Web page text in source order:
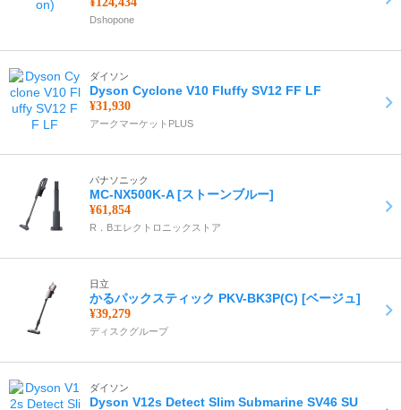
Dshopone
ダイソン
Dyson Cyclone V10 Fluffy SV12 FF LF
¥31,930
アークマーケットPLUS
パナソニック
MC-NX500K-A [ストーンブルー]
¥61,854
R．Bエレクトロニックストア
日立
かるパックスティック PKV-BK3P(C) [ベージュ]
¥39,279
ディスクグループ
ダイソン
Dyson V12s Detect Slim Submarine SV46 SU